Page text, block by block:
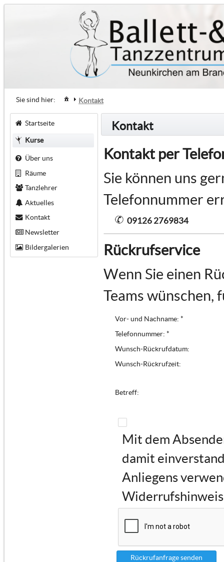
Sie sind hier: Kontakt
Startseite
Kurse
Über uns
Räume
Tanzlehrer
Aktuelles
Kontakt
Newsletter
Bildergalerien
Kontakt
Kontakt per
Sie können uns
Telefonnummer
09126 2769834
Rückrufservice
Wenn Sie einen
Teams wünschen,
Mit dem
damit
Anliegens
Rückrufanfrage senden
Vor- und Nachname: *
Telefonnummer: *
Wunsch-Rückrufdatum:
Wunsch-Rückrufzeit:
Betreff: